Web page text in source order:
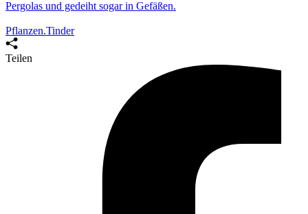
Pergolas und gedeiht sogar in Gefäßen.
Pflanzen.Tinder
Teilen